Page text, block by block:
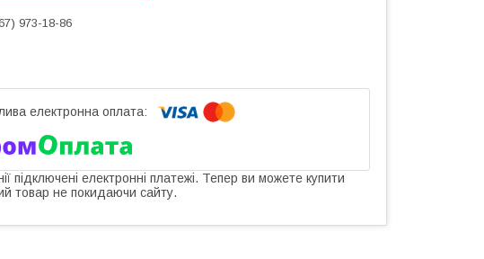
973-18-86
підключені електронні платежі. Тепер ви можете купити
товар не покидаючи сайту.